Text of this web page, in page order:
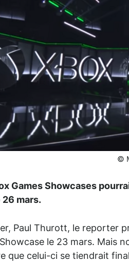
©
Games Showcases
26 mars.
Paul Thurott, le reporter
le 23 mars. Mais
que celui-ci se tiendrait